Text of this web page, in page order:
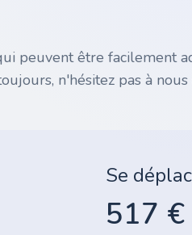
peuvent être facilement
n'hésitez pas à nous
Se
517 €